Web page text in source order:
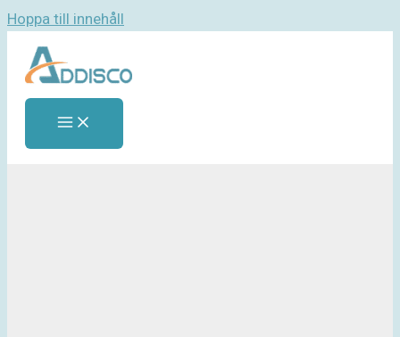
Hoppa till innehåll